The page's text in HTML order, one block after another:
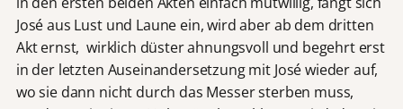
José aus Lust und Laune ein, wird aber ab dem dritten
Akt ernst, wirklich düster ahnungsvoll und begehrt erst
in der letzten Auseinandersetzung mit José wieder auf,
wo sie dann nicht durch das Messer sterben muss,